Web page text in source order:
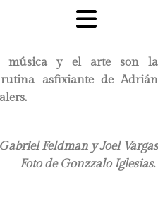
música y el arte son la
asfixiante de Adrián
Feldman y Joel Vargas
Foto de Gonzzalo Iglesias.